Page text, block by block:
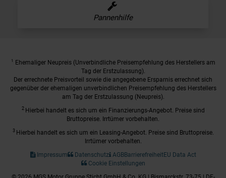
Pannenhilfe
1
Ehemaliger Neupreis (Unverbindliche Preisempfehlung des Herstellers am
Tag der Erstzulassung).
Der errechnete Preisvorteil sowie die angegebene Ersparnis errechnet sich
gegenüber der ehemaligen unverbindlichen Preisempfehlung des Herstellers
am Tag der Erstzulassung (Neupreis).
2 Hierbei handelt es sich um ein Finanzierungs-Angebot. Preise sind
Bruttopreise. Irrtümer vorbehalten.
3 Hierbei handelt es sich um ein Leasing-Angebot. Preise sind Bruttopreise.
Irrtümer vorbehalten.
Impressum
Datenschutz AGBBarrierefreiheitEU Data Act
Cookie Einstellungen